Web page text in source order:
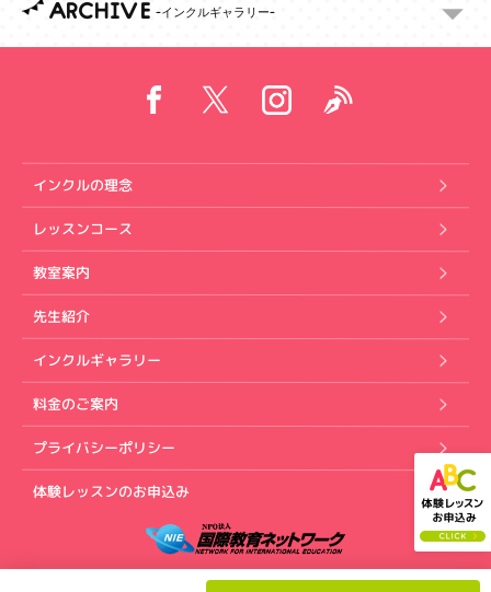
ARCHIVE
インクルの理念
レッスンコース
教室案内
先生紹介
インクルギャラリー
料金のご案内
プライバシーポリシー
体験レッスンのお申込み